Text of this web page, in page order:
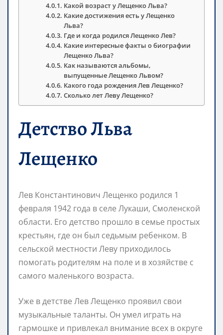
Какой возраст у Лещенко Льва?
Какие достижения есть у Лещенко
Льва?
Где и когда родился Лещенко Лев?
Какие интересные факты о биографии
Лещенко Льва?
Как называются альбомы,
выпущенные Лещенко Львом?
Какого года рождения Лев Лещенко?
Сколько лет Леву Лещенко?
Детство Льва
Лещенко
Лев Константинович Лещенко родился 1
февраля 1942 года в селе Лукаши, Смоленской
области. Его детство прошло в семье простых
крестьян, где он был седьмым ребенком. В
сельской местности Леву приходилось
помогать родителям на поле и в хозяйстве с
самого маленького возраста.
Уже в детстве Лев Лещенко проявил свои
музыкальные таланты. Он умел играть на
гармошке и привлекал внимание всех в округе